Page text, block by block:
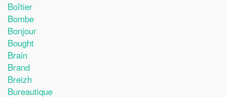
Boîtier
Bombe
Bonjour
Bought
Brain
Brand
Breizh
Bureautique